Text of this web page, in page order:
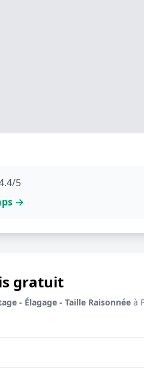
5
→
gratuit
- Élagage - Taille Raisonnée à